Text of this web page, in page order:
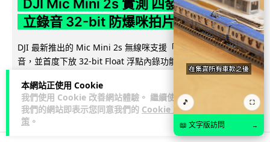
本網站正使用 Cookie
我們使用 Cookie 改善網站體驗。 繼續使用
我們的網站即表示您同意我們的 Cookie 政
策 。
DJI Mic Mini 2s 實測 四發一收同步獨
立錄音 32-bit 防爆咪拍片必備
DJI 最新推出的 Mic Mini 2s 無線咪支援「四發一收」分軌錄
音，並首度下放 32-bit Float 浮點內錄功能。本文經實測其...
251 1 ↗ 分享 🎵 ⛶
📖 文字版訪問 →